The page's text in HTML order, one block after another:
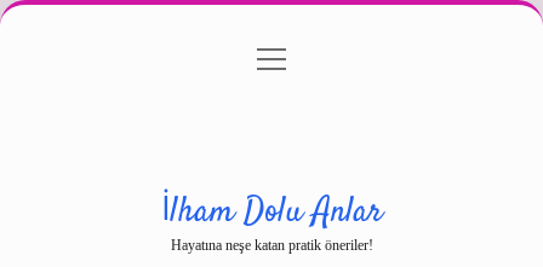
Gizlilik Politikası
menüyü
İlham Dolu Anlar
Hayatına neşe katan pratik öneriler!